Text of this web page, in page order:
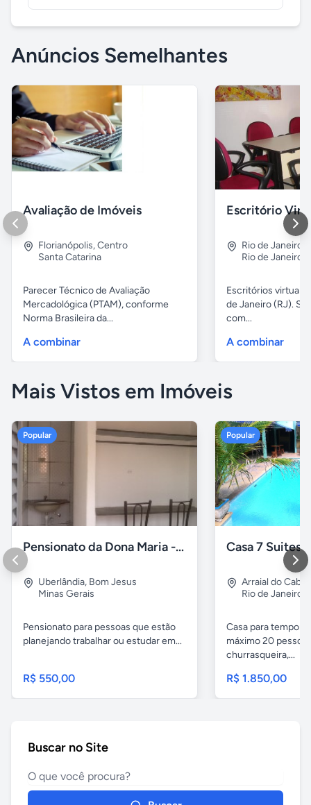
Anúncios Semelhantes
Avaliação de Imóveis
Florianópolis,Centro
Santa Catarina
Parecer Técnico de Avaliação
Mercadológica (PTAM), conforme
Norma Brasileira da...
A combinar
Escritório
Rio de Janeiro
Rio de Janeiro
Escritórios virtuais
de Janeiro (RJ).
com...
A combinar
Mais Vistos em Imóveis
Popular
Pensionato da Dona Maria - Uberlândia/MG
Uberlândia, Bom Jesus
Minas Gerais
Pensionato para pessoas que estão
planejando trabalhar ou estudar em...
R$ 550,00
Popular
Arraial do Cabo
Rio de Janeiro
Casa para
máximo 20
churrasqueira,...
R$ 1.850,00
Buscar no Site